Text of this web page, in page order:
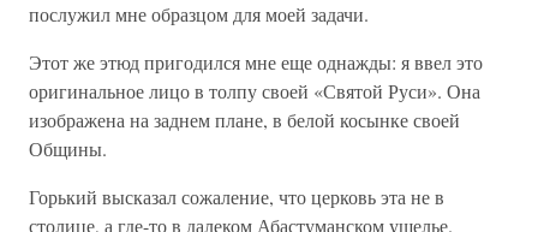
послужил мне образцом для моей задачи.
Этот же этюд пригодился мне еще однажды: я ввел это
оригинальное лицо в толпу своей «Святой Руси». Она
изображена на заднем плане, в белой косынке своей
Общины.
Горький высказал сожаление, что церковь эта не в
столице, а где-то в далеком Абастуманском ущелье.